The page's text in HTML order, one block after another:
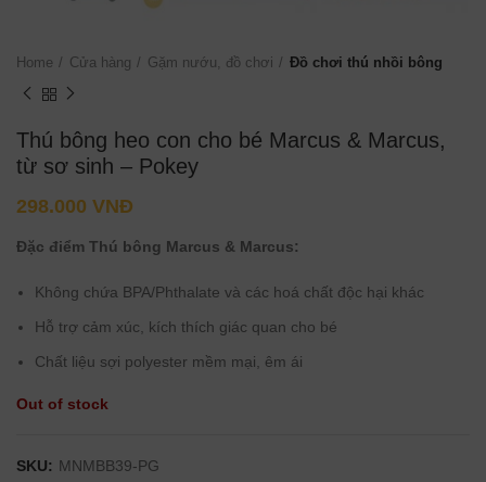
Home Cửa hàng Gặm nướu, đồ chơi Đồ chơi thú nhồi bông
Thú bông heo con cho bé Marcus & Marcus,
từ sơ sinh – Pokey
298.000 VNĐ
Đặc điểm Thú bông Marcus & Marcus:
Không chứa BPA/Phthalate và các hoá chất độc hại khác
Hỗ trợ cảm xúc, kích thích giác quan cho bé
Chất liệu sợi polyester mềm mại, êm ái
Out of stock
SKU: MNMBB39-PG